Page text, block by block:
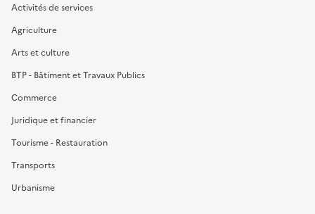
Activités de services
Agriculture
Arts et culture
BTP - Bâtiment et Travaux Publics
Commerce
Juridique et financier
Tourisme - Restauration
Transports
Urbanisme